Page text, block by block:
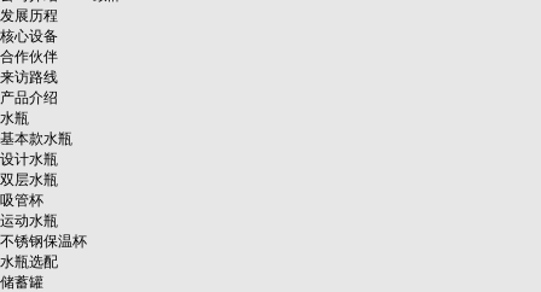
发展历程
核心设备
合作伙伴
来访路线
产品介绍
水瓶
基本款水瓶
设计水瓶
双层水瓶
吸管杯
运动水瓶
不锈钢保温杯
水瓶选配
储蓄罐